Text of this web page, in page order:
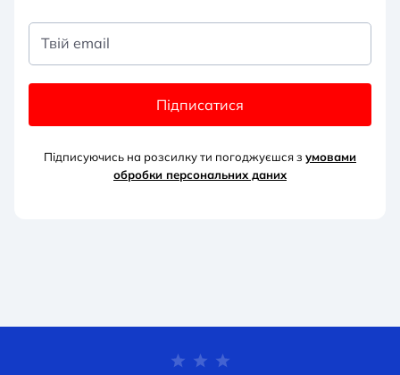
Твій email
Підписатися
Підписуючись на розсилку ти погоджуєшся з умовами
обробки персональних даних